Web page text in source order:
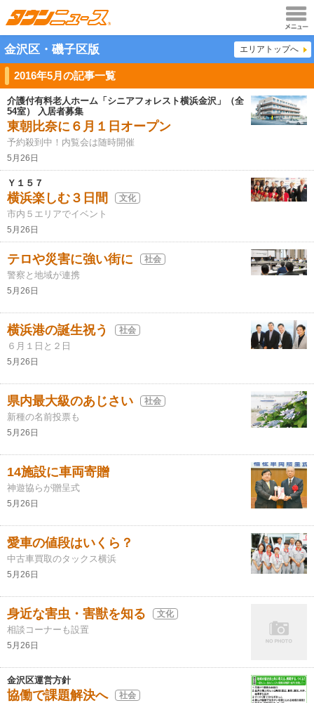
メニュ
ー
金沢区・磯子区版 エリアトップへ
2016年5月の記事一覧
介護付有料老人ホーム「シニアフォレスト横浜金沢」（全
54室） 入居者募集
東朝比奈に６月１日オープン
予約殺到中！内覧会は随時開催
5月26日
Ｙ１５７
横浜楽しむ３日間 文化
市内５エリアでイベント
5月26日
テロや災害に強い街に 社会
警察と地域が連携
5月26日
横浜港の誕生祝う 社会
６月１日と２日
5月26日
県内最大級のあじさい 社会
新種の名前投票も
5月26日
14施設に車両寄贈
神遊協らが贈呈式
5月26日
愛車の値段はいくら？
中古車買取のタックス横浜
5月26日
身近な害虫・害獣を知る 文化
相談コーナーも設置
5月26日
金沢区運営方針
協働で課題解決へ 社会